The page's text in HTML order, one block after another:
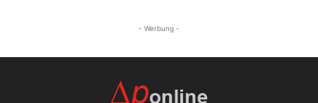
- Werbung -